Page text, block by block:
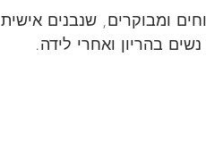
ומבוקרים, שנבנים אישית
בהריון ואחרי לידה.